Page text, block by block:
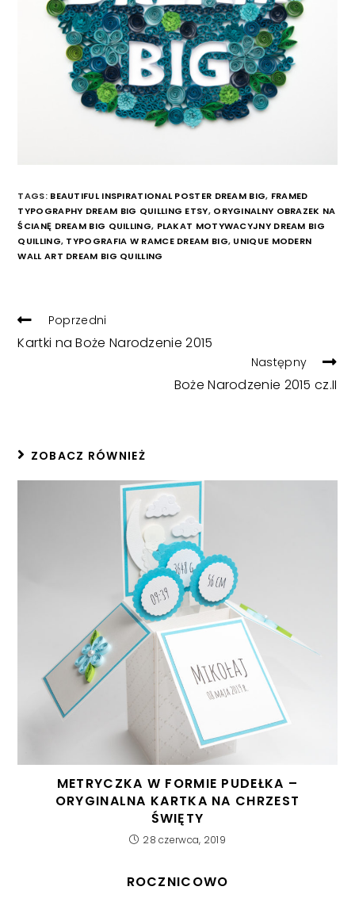
TAGS: BEAUTIFUL INSPIRATIONAL POSTER DREAM BIG, FRAMED
TYPOGRAPHY DREAM BIG QUILLING ETSY, ORYGINALNY OBRAZEK NA
ŚCIANĘ DREAM BIG QUILLING, PLAKAT MOTYWACYJNY DREAM BIG
QUILLING, TYPOGRAFIA W RAMCE DREAM BIG, UNIQUE MODERN
WALL ART DREAM BIG QUILLING
READ
ARTICLES
Poprzedni
Kartki na Boże Narodzenie 2015
Następny
Boże Narodzenie 2015 cz.II
ZOBACZ RÓWNIEŻ
METRYCZKA W FORMIE PUDEŁKA –
ORYGINALNA KARTKA NA CHRZEST
ŚWIĘTY
28 czerwca, 2019
ROCZNICOWO